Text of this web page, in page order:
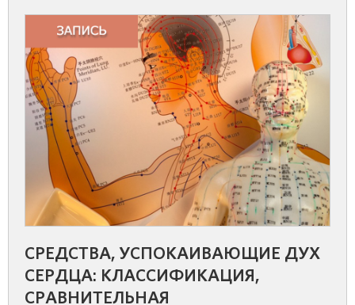
СРЕДСТВА, УСПОКАИВАЮЩИЕ ДУХ
СЕРДЦА: КЛАССИФИКАЦИЯ,
СРАВНИТЕЛЬНАЯ